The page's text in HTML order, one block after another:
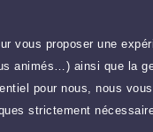
vous proposer une
animés…) ainsi que la
pour nous, nous
strictement
à valeur
de votre